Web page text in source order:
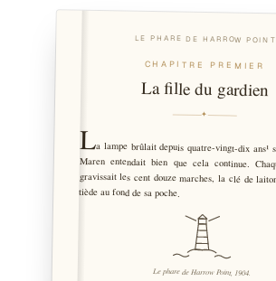
LE PHARE DE HARROW POINT
CHAPITRE PREMIER
La fille du gardien
✦
L
a lampe brûlait depuis quatre-vingt-dix ans¹ sans faillir, et
Maren entendait bien que cela continue. Chaque soir, elle
gravissait les cent douze marches, la clé de laiton de son père
tiède au fond de sa poche.
Le phare de Harrow Point, 1904.